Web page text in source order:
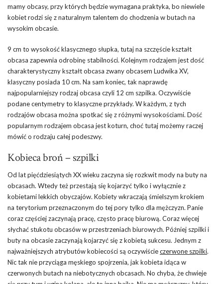
mamy obcasy, przy których będzie wymagana praktyka, bo niewiele
kobiet rodzi się z naturalnym talentem do chodzenia w butach na
wysokim obcasie.
9 cm to wysokość klasycznego słupka, tutaj na szczęście kształt
obcasa zapewnia odrobinę stabilności. Kolejnym rodzajem jest dość
charakterystyczny kształt obcasa zwany obcasem Ludwika XV,
klasyczny posiada 10 cm. Na sam koniec, tak naprawdę
najpopularniejszy rodzaj obcasa czyli 12 cm szpilka. Oczywiście
podane centymetry to klasyczne przykłady. W każdym, z tych
rodzajów obcasa można spotkać się z różnymi wysokościami. Dość
popularnym rodzajem obcasa jest koturn, choć tutaj możemy raczej
mówić o rodzaju całej podeszwy.
Kobieca broń – szpilki
Od lat pięćdziesiątych XX wieku zaczyna się rozkwit mody na buty na
obcasach. Wtedy też przestają się kojarzyć tylko i wyłącznie z
kobietami lekkich obyczajów. Kobiety wkraczają śmielszym krokiem
na terytorium przeznaczonym do tej pory tylko dla mężczyzn. Panie
coraz częściej zaczynają pracę, często pracę biurową. Coraz więcej
słychać stukotu obcasów w przestrzeniach biurowych. Później szpilki i
buty na obcasie zaczynają kojarzyć się z kobietą sukcesu. Jednym z
najważniejszych atrybutów kobiecości są oczywiścieczerwone szpilki.
Nic tak nie przyciąga męskiego spojrzenia, jak kobieta idąca w
czerwonych butach na niebotycznych obcasach. No chyba, że chwieje